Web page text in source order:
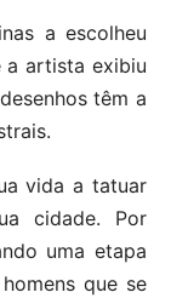
a escolheu
a artista exibiu
têm a
vida a tatuar
cidade. Por
uma etapa
que se